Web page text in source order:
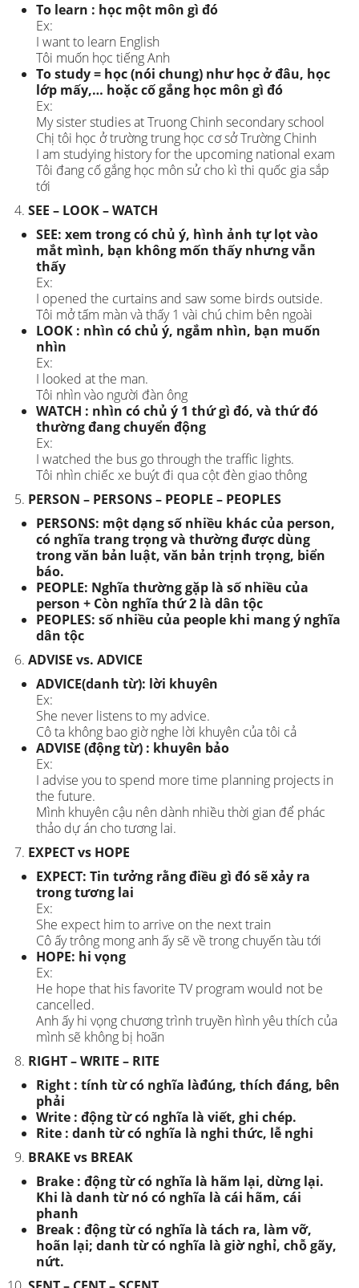
To learn : học một môn gì đó
Ex:
I want to learn English
Tôi muốn học tiếng Anh
To study = học (nói chung) như học ở đâu, học
lớp mấy,… hoặc cố gắng học môn gì đó
Ex:
My sister studies at Truong Chinh secondary school
Chị tôi học ở trường trung học cơ sở Trường Chinh
I am studying history for the upcoming national exam
Tôi đang cố gắng học môn sử cho kì thi quốc gia sắp
tới
SEE – LOOK – WATCH
SEE: xem trong có chủ ý, hình ảnh tự lọt vào
mắt mình, bạn không mốn thấy nhưng vẫn
thấy
Ex:
I opened the curtains and saw some birds outside.
Tôi mở tấm màn và thấy 1 vài chú chim bên ngoài
LOOK : nhìn có chủ ý, ngắm nhìn, bạn muốn
nhìn
Ex:
I looked at the man.
Tôi nhìn vào người đàn ông
WATCH : nhìn có chủ ý 1 thứ gì đó, và thứ đó
thường đang chuyển động
Ex:
I watched the bus go through the traffic lights.
Tôi nhìn chiếc xe buýt đi qua cột đèn giao thông
PERSON – PERSONS – PEOPLE – PEOPLES
PERSONS: một dạng số nhiều khác của person,
có nghĩa trang trọng và thường được dùng
trong văn bản luật, văn bản trịnh trọng, biển
báo.
PEOPLE: Nghĩa thường gặp là số nhiều của
person + Còn nghĩa thứ 2 là dân tộc
PEOPLES: số nhiều của people khi mang ý nghĩa
dân tộc
ADVISE vs. ADVICE
ADVICE(danh từ): lời khuyên
Ex:
She never listens to my advice.
Cô ta không bao giờ nghe lời khuyên của tôi cả
ADVISE (động từ) : khuyên bảo
Ex:
I advise you to spend more time planning projects in
the future.
Mình khuyên cậu nên dành nhiều thời gian để phác
thảo dự án cho tương lai.
EXPECT vs HOPE
EXPECT: Tin tưởng rằng điều gì đó sẽ xảy ra
trong tương lai
Ex:
She expect him to arrive on the next train
Cô ấy trông mong anh ấy sẽ về trong chuyến tàu tới
HOPE: hi vọng
Ex:
He hope that his favorite TV program would not be
cancelled.
Anh ấy hi vọng chương trình truyền hình yêu thích của
mình sẽ không bị hoãn
RIGHT – WRITE – RITE
Right : tính từ có nghĩa làđúng, thích đáng, bên
phải
Write : động từ có nghĩa là viết, ghi chép.
Rite : danh từ có nghĩa là nghi thức, lễ nghi
BRAKE vs BREAK
Brake : động từ có nghĩa là hãm lại, dừng lại.
Khi là danh từ nó có nghĩa là cái hãm, cái
phanh
Break : động từ có nghĩa là tách ra, làm vỡ,
hoãn lại; danh từ có nghĩa là giờ nghỉ, chỗ gãy,
nứt.